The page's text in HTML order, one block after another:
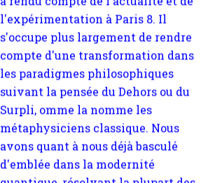
les paradigmes philosophiques
suivant la pensée du Dehors ou du
Surpli, omme la nomme les
métaphysiciens classique. Nous
avons quant à nous déjà basculé
d'emblée dans la modernité
quantique, résolvant la plupart des
impasses philosophique du WWe
siècle. Cette pensée hors contrat est
la marque d'une complexité, riche de